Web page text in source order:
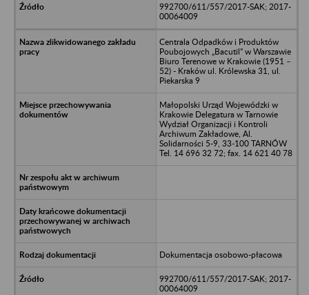
992700/611/557/2017-SAK; 2017-
00064009
Centrala Odpadków i Produktów
Poubojowych „Bacutil” w Warszawie
Biuro Terenowe w Krakowie (1951 –
52) - Kraków ul. Królewska 31, ul.
Piekarska 9
Małopolski Urząd Wojewódzki w
Krakowie Delegatura w Tarnowie
Wydział Organizacji i Kontroli
Archiwum Zakładowe, Al.
Solidarności 5-9, 33-100 TARNÓW
Tel. 14 696 32 72; fax. 14 621 40 78
Dokumentacja osobowo-płacowa
992700/611/557/2017-SAK; 2017-
00064009